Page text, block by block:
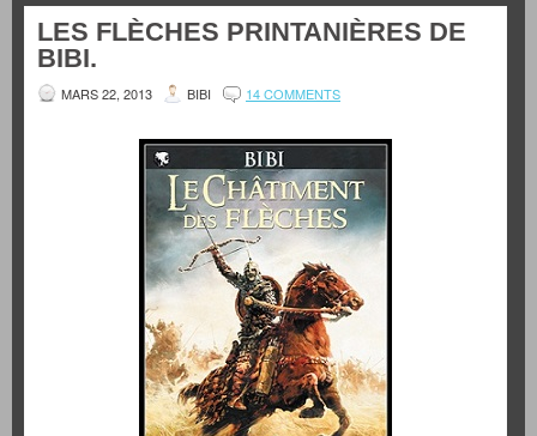
LES FLÈCHES PRINTANIÈRES DE
BIBI.
MARS 22, 2013 BIBI 14 COMMENTS